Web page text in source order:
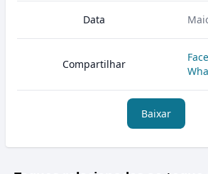
Data
Compartilhar
Baixar